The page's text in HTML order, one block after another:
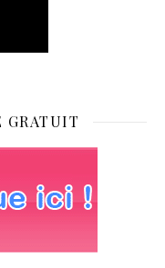
GRATUIT